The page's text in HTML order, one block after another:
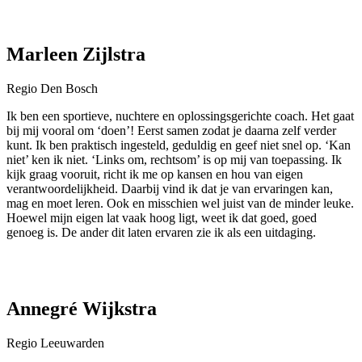
Marleen Zijlstra
Regio Den Bosch
Ik ben een sportieve, nuchtere en oplossingsgerichte coach. Het gaat
bij mij vooral om ‘doen’! Eerst samen zodat je daarna zelf verder
kunt. Ik ben praktisch ingesteld, geduldig en geef niet snel op. ‘Kan
niet’ ken ik niet. ‘Links om, rechtsom’ is op mij van toepassing. Ik
kijk graag vooruit, richt ik me op kansen en hou van eigen
verantwoordelijkheid. Daarbij vind ik dat je van ervaringen kan,
mag en moet leren. Ook en misschien wel juist van de minder leuke.
Hoewel mijn eigen lat vaak hoog ligt, weet ik dat goed, goed
genoeg is. De ander dit laten ervaren zie ik als een uitdaging.
Annegré Wijkstra
Regio Leeuwarden